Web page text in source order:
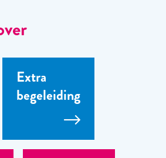
Extra
begeleiding